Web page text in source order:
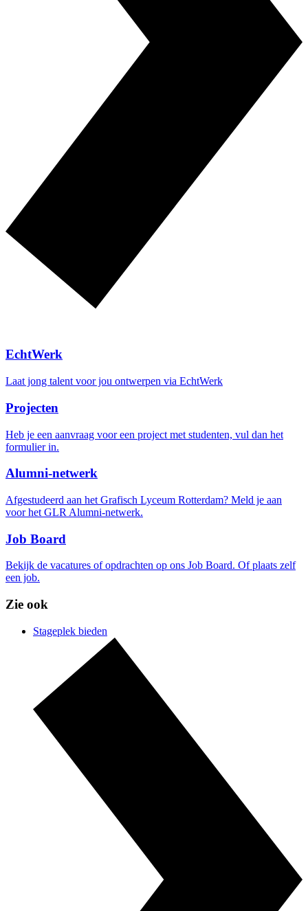
EchtWerk
Laat jong talent voor jou ontwerpen via EchtWerk
Projecten
Heb je een aanvraag voor een project met studenten, vul dan het
formulier in.
Alumni-netwerk
Afgestudeerd aan het Grafisch Lyceum Rotterdam? Meld je aan
voor het GLR Alumni-netwerk.
Job Board
Bekijk de vacatures of opdrachten op ons Job Board. Of plaats zelf
een job.
Zie ook
Stageplek bieden